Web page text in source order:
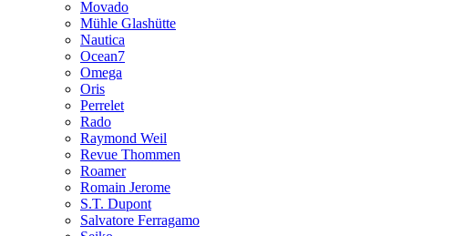
Movado
Mühle Glashütte
Nautica
Ocean7
Omega
Oris
Perrelet
Rado
Raymond Weil
Revue Thommen
Roamer
Romain Jerome
S.T. Dupont
Salvatore Ferragamo